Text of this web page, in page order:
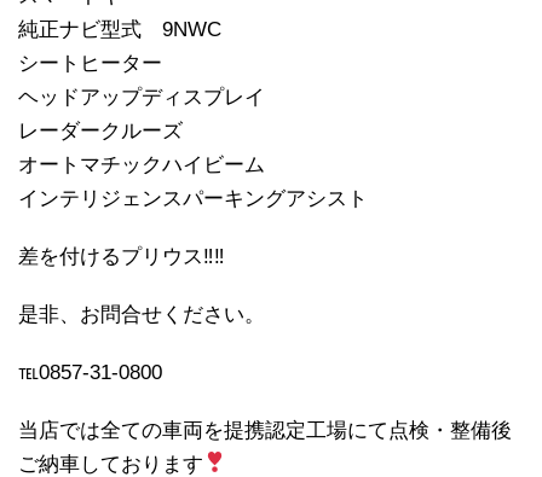
純正ナビ型式 9NWC
シートヒーター
ヘッドアップディスプレイ
レーダークルーズ
オートマチックハイビーム
インテリジェンスパーキングアシスト
差を付けるプリウス‼︎‼︎
是非、お問合せください。
℡0857-31-0800
当店では全ての車両を提携認定工場にて点検・整備後
ご納車しております